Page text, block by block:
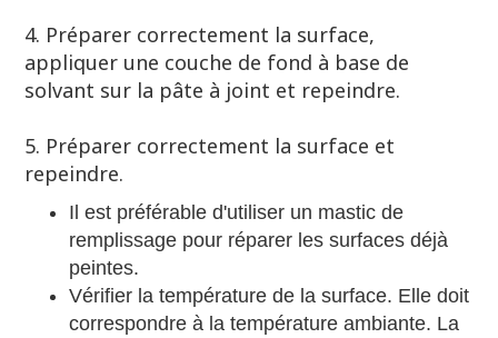
4. Préparer correctement la surface,
appliquer une couche de fond à base de
solvant sur la pâte à joint et repeindre.
5. Préparer correctement la surface et
repeindre.
Il est préférable d'utiliser un mastic de
remplissage pour réparer les surfaces déjà
peintes.
Vérifier la température de la surface. Elle doit
correspondre à la température ambiante. La